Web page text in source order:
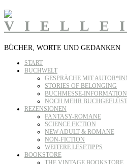
BÜCHER, WORTE UND GEDANKEN
START
BUCHWELT
GESPRÄCHE MIT
STORIES OF BELONGING
BUCHMESSE-
NOCH MEHR
REZENSIONEN
FANTASY-ROMANE
SCIENCE FICTION
NEW ADULT & ROMANE
NON-FICTION
WEITERE LESETIPPS
BOOKSTORE
THE VINTAGE BOOKSTORE